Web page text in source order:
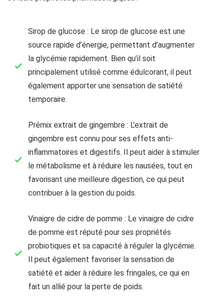
Sirop de glucose : Le sirop de glucose est une
source rapide d’énergie, permettant d’augmenter
la glycémie rapidement. Bien qu’il soit
principalement utilisé comme édulcorant, il peut
également apporter une sensation de satiété
temporaire.
Prémix extrait de gingembre : L’extrait de
gingembre est connu pour ses effets anti-
inflammatoires et digestifs. Il peut aider à stimuler
le métabolisme et à réduire les nausées, tout en
favorisant une meilleure digestion, ce qui peut
contribuer à la gestion du poids.
Vinaigre de cidre de pomme : Le vinaigre de cidre
de pomme est réputé pour ses propriétés
probiotiques et sa capacité à réguler la glycémie.
Il peut également favoriser la sensation de
satiété et aider à réduire les fringales, ce qui en
fait un allié pour la perte de poids.